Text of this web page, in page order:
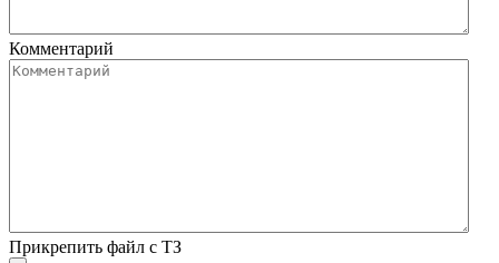
Комментарий
Прикрепить файл с ТЗ